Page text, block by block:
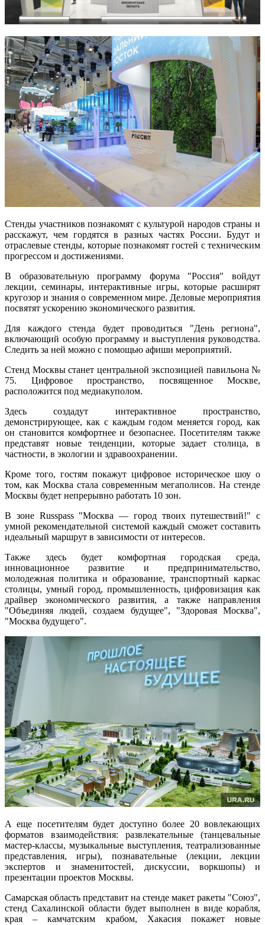
Стенды участников познакомят с культурой народов страны и
расскажут, чем гордятся в разных частях России. Будут и
отраслевые стенды, которые познакомят гостей с техническим
прогрессом и достижениями.
В образовательную программу форума "Россия" войдут
лекции, семинары, интерактивные игры, которые расширят
кругозор и знания о современном мире. Деловые мероприятия
посвятят ускорению экономического развития.
Для каждого стенда будет проводиться "День региона",
включающий особую программу и выступления руководства.
Следить за ней можно с помощью афиши мероприятий.
Стенд Москвы станет центральной экспозицией павильона №
75. Цифровое пространство, посвященное Москве,
расположится под медиакуполом.
Здесь создадут интерактивное пространство,
демонстрирующее, как с каждым годом меняется город, как
он становится комфортнее и безопаснее. Посетителям также
представят новые тенденции, которые задает столица, в
частности, в экологии и здравоохранении.
Кроме того, гостям покажут цифровое историческое шоу о
том, как Москва стала современным мегаполисов. На стенде
Москвы будет непрерывно работать 10 зон.
В зоне Russpass "Москва — город твоих путешествий!" с
умной рекомендательной системой каждый сможет составить
идеальный маршрут в зависимости от интересов.
Также здесь будет комфортная городская среда,
инновационное развитие и предпринимательство,
молодежная политика и образование, транспортный каркас
столицы, умный город, промышленность, цифровизация как
драйвер экономического развития, а также направления
"Объединяя людей, создаем будущее", "Здоровая Москва",
"Москва будущего".
А еще посетителям будет доступно более 20 вовлекающих
форматов взаимодействия: развлекательные (танцевальные
мастер-классы, музыкальные выступления, театрализованные
представления, игры), познавательные (лекции, лекции
экспертов и знаменитостей, дискуссии, воркшопы) и
презентации проектов Москвы.
Самарская область представит на стенде макет ракеты "Союз",
стенд Сахалинской области будет выполнен в виде корабля,
края – камчатским крабом, Хакасия покажет новые